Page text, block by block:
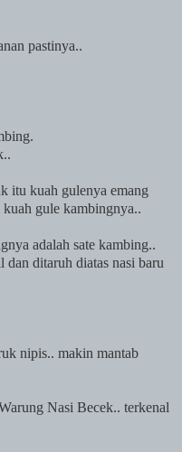
pastinya..
itu kuah gulenya emang
gule kambingnya..
adalah sate kambing..
ditaruh diatas nasi baru
nipis.. makin mantab
Nasi Becek.. terkenal